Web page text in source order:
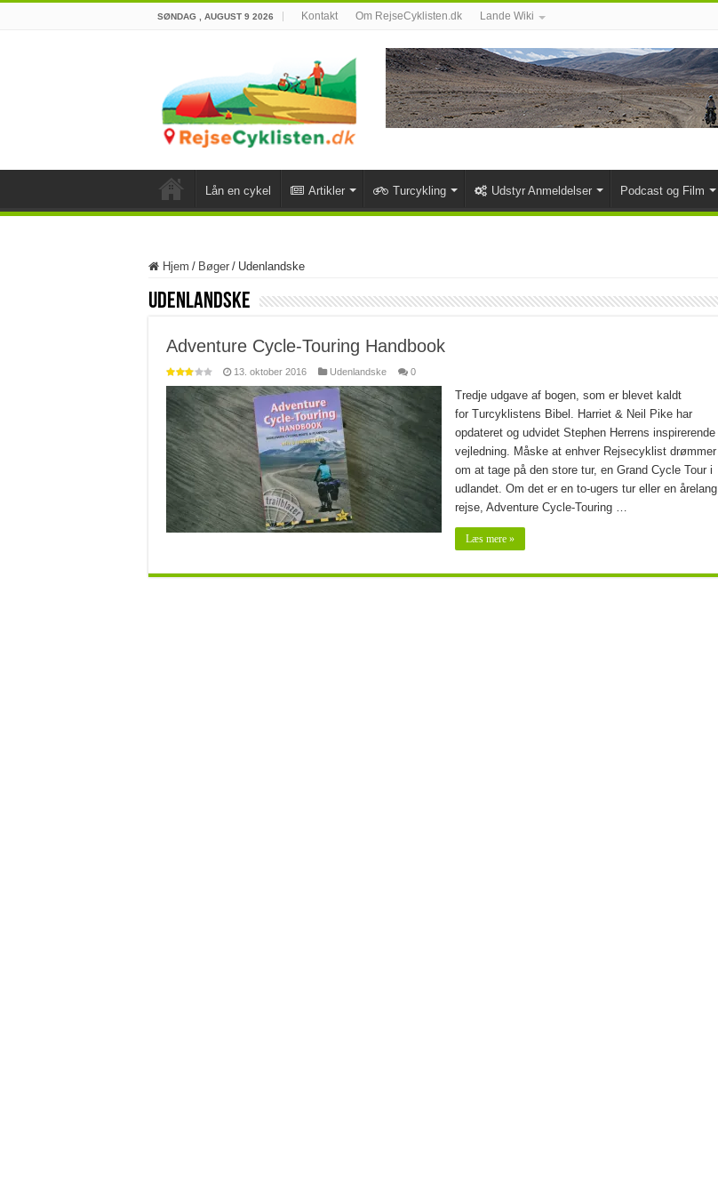
SØNDAG , AUGUST 9 2026 Kontakt Om RejseCyklisten.dk Lande Wiki
Lån en cykel Artikler Turcykling Udstyr Anmeldelser Podcast og Film
Hjem / Bøger / Udenlandske
Udenlandske
Adventure Cycle-Touring Handbook
13. oktober 2016 Udenlandske 0
Tredje udgave af bogen, som er blevet kaldt
for Turcyklistens Bibel. Harriet & Neil Pike har
opdateret og udvidet Stephen Herrens inspirerende
vejledning. Måske at enhver Rejsecyklist drømmer
om at tage på den store tur, en Grand Cycle Tour i
udlandet. Om det er en to-ugers tur eller en årelang
rejse, Adventure Cycle-Touring …
Læs mere »